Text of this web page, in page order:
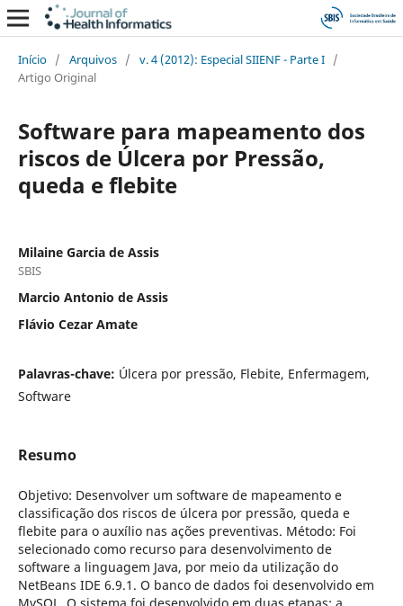
Início / Arquivos / v. 4 (2012): Especial SIIENF - Parte I /
Artigo Original
Software para mapeamento dos
riscos de Úlcera por Pressão,
queda e flebite
Milaine Garcia de Assis
SBIS
Marcio Antonio de Assis
Flávio Cezar Amate
Palavras-chave: Úlcera por pressão, Flebite, Enfermagem,
Software
Resumo
Objetivo: Desenvolver um software de mapeamento e
classificação dos riscos de úlcera por pressão, queda e
flebite para o auxílio nas ações preventivas. Método: Foi
selecionado como recurso para desenvolvimento de
software a linguagem Java, por meio da utilização do
NetBeans IDE 6.9.1. O banco de dados foi desenvolvido em